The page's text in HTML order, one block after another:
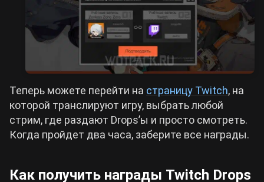
Теперь можете перейти на страницу Twitch, на
которой транслируют игру, выбрать любой
стрим, где раздают Drops’ы и просто смотреть.
Когда пройдет два часа, заберите все награды.
Как получить награды Twitch Drops